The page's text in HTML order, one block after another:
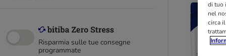
Advance Affinity
Risparmia sulle tue consegne
programmate
di tuo
nel
circa